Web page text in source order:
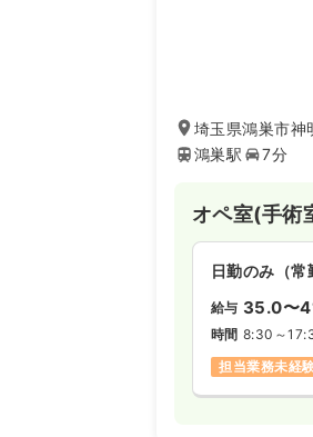
埼玉県鴻巣市
鴻巣駅
7分
オペ室(手術
日勤のみ（常
給与 35.0〜
時間 8:30～
担当業務未経